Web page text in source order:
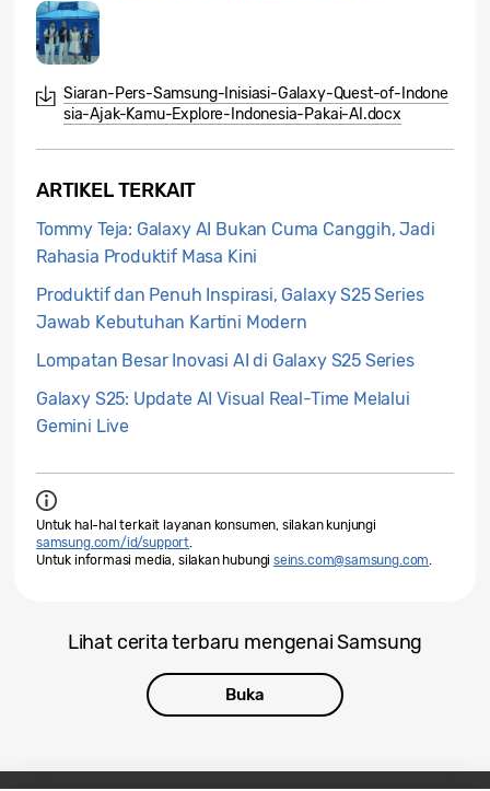
Siaran-Pers-Samsung-Inisiasi-Galaxy-Quest-of-Indone
sia-Ajak-Kamu-Explore-Indonesia-Pakai-AI.docx
ARTIKEL TERKAIT
Tommy Teja: Galaxy AI Bukan Cuma Canggih, Jadi
Rahasia Produktif Masa Kini
Produktif dan Penuh Inspirasi, Galaxy S25 Series
Jawab Kebutuhan Kartini Modern
Lompatan Besar Inovasi AI di Galaxy S25 Series
Galaxy S25: Update AI Visual Real-Time Melalui
Gemini Live
Untuk hal-hal terkait layanan konsumen, silakan kunjungi
samsung.com/id/support.
Untuk informasi media, silakan hubungi seins.com@samsung.com.
Lihat cerita terbaru mengenai Samsung
Buka